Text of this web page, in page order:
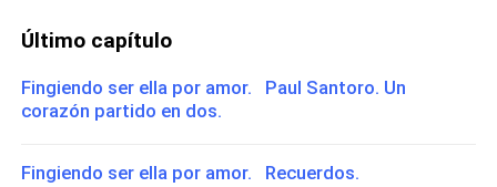
Último capítulo
Fingiendo ser ella por amor. Paul Santoro. Un
corazón partido en dos.
Fingiendo ser ella por amor. Recuerdos.